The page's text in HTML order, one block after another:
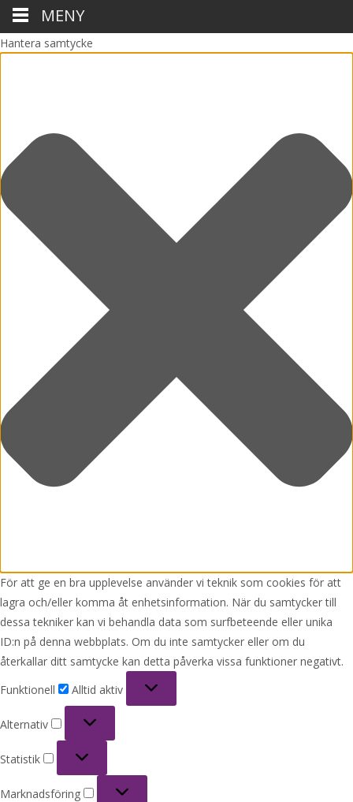
Hantera samtycke
För att ge en bra upplevelse använder vi teknik som cookies för att
lagra och/eller komma åt enhetsinformation. När du samtycker till
dessa tekniker kan vi behandla data som surfbeteende eller unika
ID:n på denna webbplats. Om du inte samtycker eller om du
återkallar ditt samtycke kan detta påverka vissa funktioner negativt.
Funktionell
Alltid aktiv
Alternativ
Statistik
Marknadsföring
MENY